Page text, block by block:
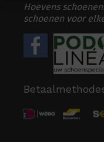
Hoevens
schoenen voor